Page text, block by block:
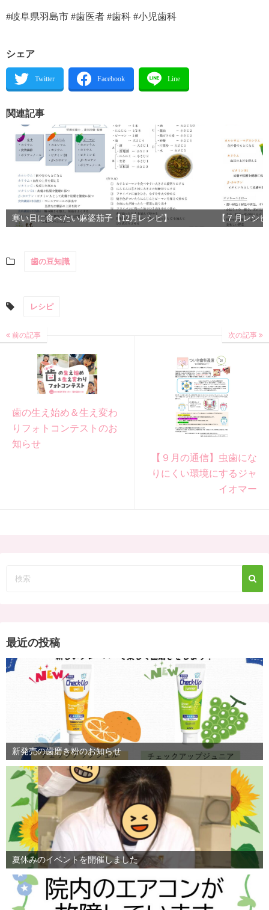
#岐阜県羽島市 #歯医者 #歯科 #小児歯科
シェア
関連記事
寒い日に食べたい麻婆茄子【12月レシピ】 【７月レシ
歯の豆知識
レシピ
前の記事
歯の生え始め＆生え変わ
りフォトコンテストのお
知らせ
次の記事
【９月の通信】虫歯にな
りにくい環境にするジャ
イオマー
最近の投稿
新発売の歯磨き粉のお知らせ
夏休みのイベントを開催しました